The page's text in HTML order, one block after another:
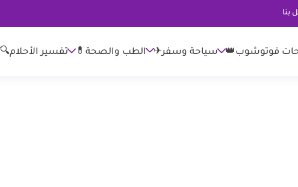
بنا
فوتوشوب👑 سياحة وسفر✈ الطب والصحة💊 تفسير الأحلام🔍